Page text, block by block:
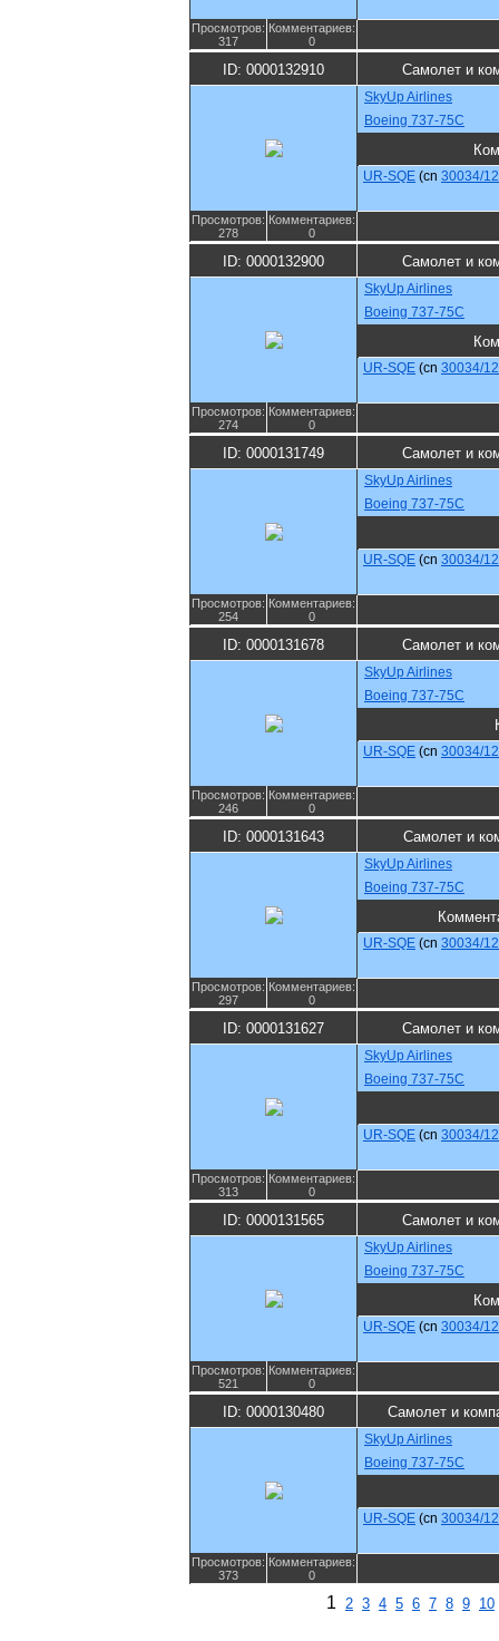
Просмотров:
317
Комментариев:
0
ID: 0000132910 Самолет и
SkyUp Airlines
Boeing 737-75C
UR-SQE (cn 30034/
Просмотров:
278
Комментариев:
0
ID: 0000132900 Самолет и
SkyUp Airlines
Boeing 737-75C
UR-SQE (cn 30034/
Просмотров:
274
Комментариев:
0
ID: 0000131749 Самолет и
SkyUp Airlines
Boeing 737-75C
UR-SQE (cn 30034/
Просмотров:
254
Комментариев:
0
ID: 0000131678 Самолет и
SkyUp Airlines
Boeing 737-75C
UR-SQE (cn 30034/
Просмотров:
246
Комментариев:
0
ID: 0000131643 Самолет и
SkyUp Airlines
Boeing 737-75C
UR-SQE (cn 30034/
Просмотров:
297
Комментариев:
0
ID: 0000131627 Самолет и
SkyUp Airlines
Boeing 737-75C
UR-SQE (cn 30034/
Просмотров:
313
Комментариев:
0
ID: 0000131565 Самолет и
SkyUp Airlines
Boeing 737-75C
UR-SQE (cn 30034/
Просмотров:
521
Комментариев:
0
ID: 0000130480 Самолет и
SkyUp Airlines
Boeing 737-75C
UR-SQE (cn 30034/
Просмотров:
373
Комментариев:
0
1 2 3 4 5 6 7 8 9 10